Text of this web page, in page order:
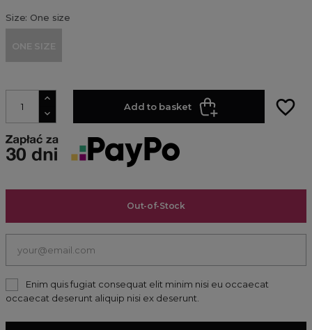
Size: One size
ONE SIZE
Add to basket favorite_border
Out-of-Stock
Enim quis fugiat consequat elit minim nisi eu occaecat
occaecat deserunt aliquip nisi ex deserunt.